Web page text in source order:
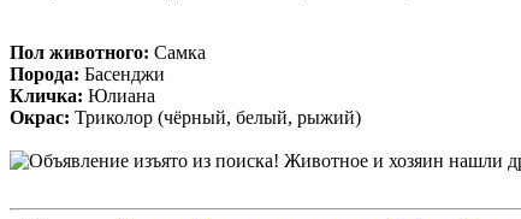
Пол животного: Самка
Порода: Басенджи
Кличка: Юлиана
Окрас: Триколор (чёрный, белый, рыжий)